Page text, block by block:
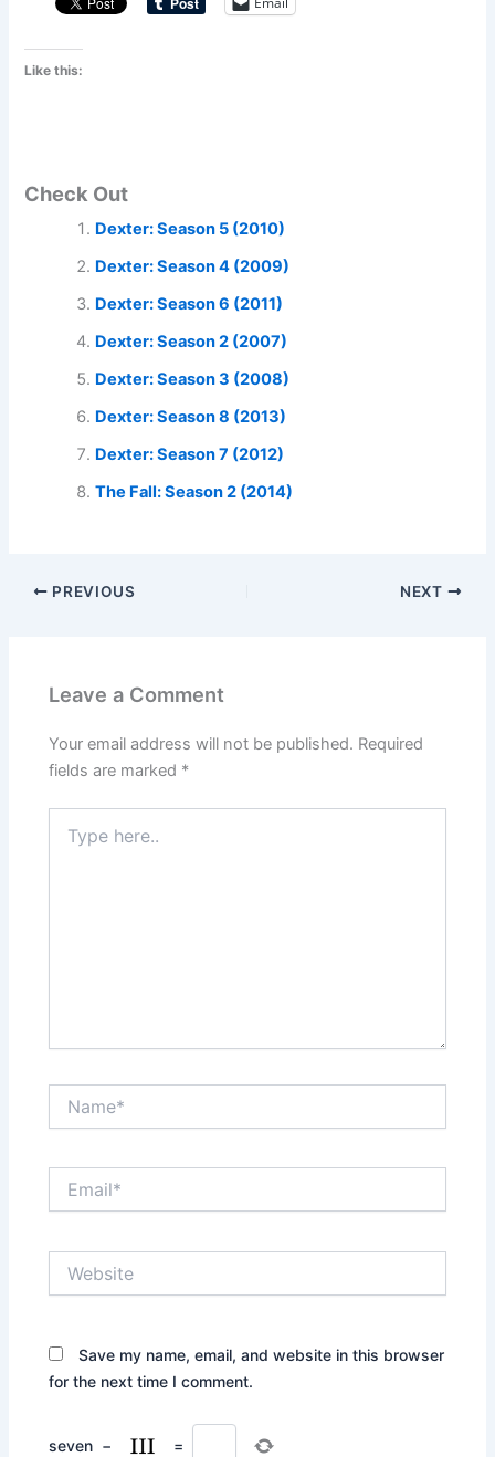
Like this:
Check Out
Dexter: Season 5 (2010)
Dexter: Season 4 (2009)
Dexter: Season 6 (2011)
Dexter: Season 2 (2007)
Dexter: Season 3 (2008)
Dexter: Season 8 (2013)
Dexter: Season 7 (2012)
The Fall: Season 2 (2014)
PREVIOUS NEXT
Leave a Comment
Your email address will not be published. Required
fields are marked *
here..
Save my name, email, and website in this browser
for the next time I comment.
seven − =